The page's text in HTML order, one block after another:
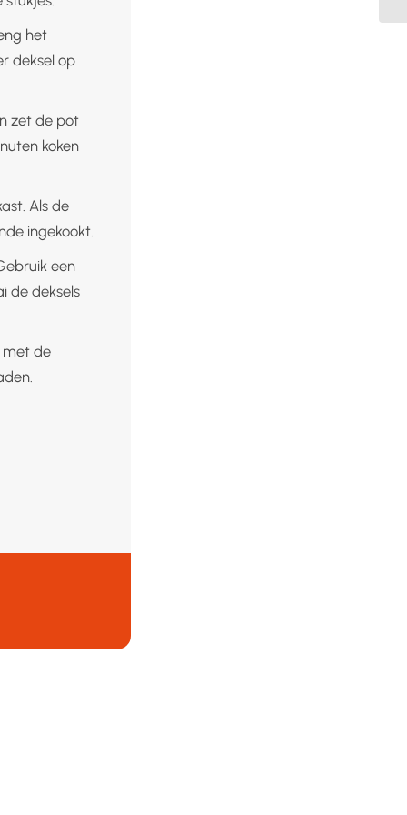
het
deksel op
zet de pot
koken
Als de
ingekookt.
een
de deksels
met de